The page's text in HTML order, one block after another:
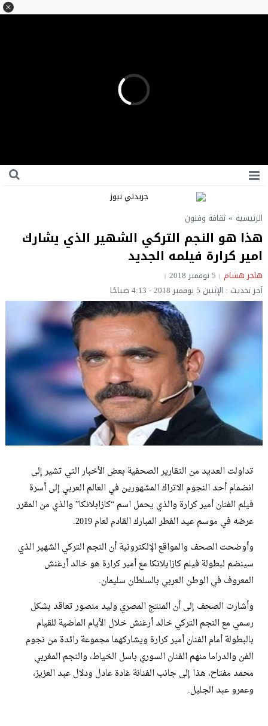
الرئيسية » ثقافة وفنون
هذا هو النجم التركي الشهير الذي يشارك
امير كرارة فيلمه الجديد
هاجر هشام 5 نوفمبر 2018
آخر تحديث : الإثنين 5 نوفمبر 2018 - 4:13 صباحًا
تداولت العديد من التقارير الصحفية بعض الأخبار التي تشير إلى
انضمام أحد النجوم الاتراك المشهورين في العالم العربي إلى أسرة
فيلم الفنان أمير كرارة والذي يحمل اسم “كازابلانكا” والذي من المقرر
عرضه في موسم عيد الفطر المبارك القادم لعام 2019.
وأوضحت الصحف والمواقع الإلكترونية أن النجم التركي الشهير الذي
سينضم لبطولة فيلم كازابلانكا مع أمير كرارة هو خالد أرغنش
المعروف في الوطن العربي بالسلطان سليمان.
وأشارت الصحف إلى أن المنتج المصري وليد منصور تعاقد بشكل
رسمي مع النجم التركي خالد أرغنش خلال الأيام الماضية للقيام
بالبطولة أمام الفنان أمير كرارة ويشاركهما مجموعة رائدة من نجوم
الفن والدراما منهم الفنان السوري باسل الخياط، والنجم المغربي
محمد مفتاح، هذا إلى جانب الفنانة غادة عادل ودلال عبد العزيز،
وعمرو عبد الجليل.